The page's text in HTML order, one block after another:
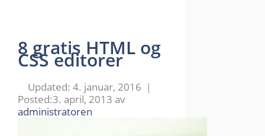
8 gratis HTML og
CSS editorer
4. januar, 2016
3. april, 2013 av
administratoren